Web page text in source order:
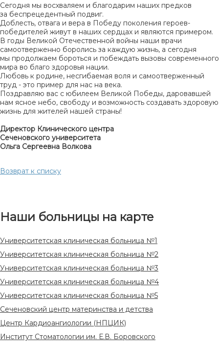
Сегодня мы восхваляем и благодарим наших предков
за беспрецедентный подвиг.
Доблесть, отвага и вера в Победу поколения героев-
победителей живут в наших сердцах и являются примером.
В годы Великой Отечественной войны наши врачи
самоотверженно боролись за каждую жизнь, а сегодня
мы продолжаем бороться и побеждать вызовы современного
мира во благо здоровья нации.
Любовь к родине, несгибаемая воля и самоотверженный
труд - это пример для нас на века.
Поздравляю вас с юбилеем Великой Победы, даровавшей
нам ясное небо, свободу и возможность создавать здоровую
жизнь для жителей нашей страны!
Директор Клинического центра
Сеченовского университета
Ольга Сергеевна Волкова
Возврат к списку
Наши больницы на карте
Университетская клиническая больница №1
Университетская клиническая больница №2
Университетская клиническая больница №3
Университетская клиническая больница №4
Университетская клиническая больница №5
Сеченовский центр материнства и детства
Центр Кардиоангиологии (НПЦИК)
Институт Стоматологии им. Е.В. Боровского